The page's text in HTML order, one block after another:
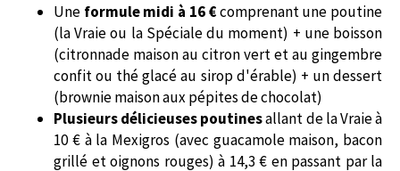
Une formule midi à 16 €comprenant une poutine
(la Vraie ou la Spéciale du moment) + une boisson
(citronnade maison au citron vert et au gingembre
confit ou thé glacé au sirop d'érable) + un dessert
(brownie maison aux pépites de chocolat)
Plusieurs délicieuses poutinesallant de la Vraie à
10 € à la Mexigros (avec guacamole maison, bacon
grillé et oignons rouges) à 14,3 € en passant par la